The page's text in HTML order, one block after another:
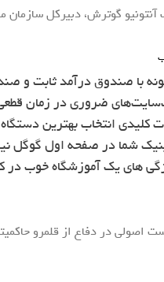
آنتونیو گوترش، دبیرکل سازمان
با صندوق درآمد ثابت و
ضروری در زمان قطعی
کلیدی انتخاب بهترین
شما در صفحه اول
های یک آموزشگاه خوب در
اصولی در دفاع از قلمرو